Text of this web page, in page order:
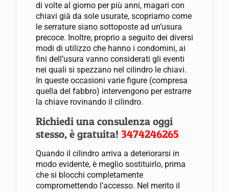
di volte al giorno per più anni, magari con
chiavi già da sole usurate, scopriamo come
le serrature siano sottoposte ad un’usura
precoce. Inoltre, proprio a seguito dei diversi
modi di utilizzo che hanno i condomini, ai
fini dell’usura vanno considerati gli eventi
nei quali si spezzano nel cilindro le chiavi.
In queste occasioni varie figure (compresa
quella del fabbro) intervengono per estrarre
la chiave rovinando il cilindro.
Richiedi una consulenza oggi
stesso, è gratuita! 3474246265
Quando il cilindro arriva a deteriorarsi in
modo evidente, è meglio sostituirlo, prima
che si blocchi completamente
compromettendo l’accesso. Nel merito il